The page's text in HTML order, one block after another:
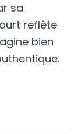
sa
reflète
bien